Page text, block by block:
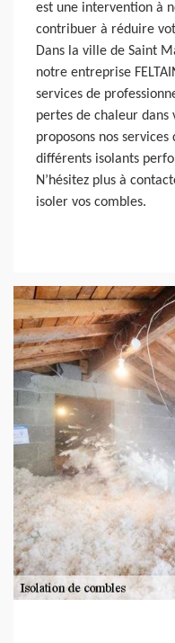
est une intervention à
contribuer à réduire
Dans la ville de Saint
notre entreprise
services de
pertes de chaleur
proposons nos services
différents isolants
N’hésitez plus à
isoler vos combles.